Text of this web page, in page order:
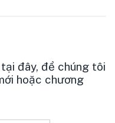
đây, để chúng tôi
hoặc chương